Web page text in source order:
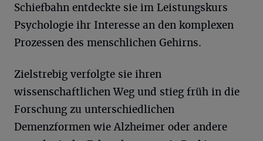
Schiefbahn entdeckte sie im Leistungskurs
Psychologie ihr Interesse an den komplexen
Prozessen des menschlichen Gehirns.
Zielstrebig verfolgte sie ihren
wissenschaftlichen Weg und stieg früh in die
Forschung zu unterschiedlichen
Demenzformen wie Alzheimer oder andere